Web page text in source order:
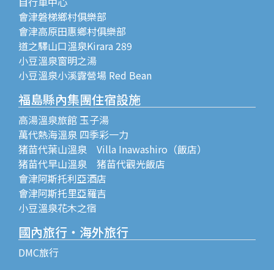
會津磐梯鄉村俱樂部
會津高原田惠鄉村俱樂部
道之驛山口溫泉Kirara 289
小豆溫泉窗明之湯
小豆溫泉小溪露營場 Red Bean
福島縣內集團住宿設施
高湯溫泉旅館 玉子湯
萬代熱海溫泉 四季彩一力
猪苗代葉山溫泉 Villa Inawashiro（飯店）
猪苗代早山溫泉 猪苗代觀光飯店
會津阿斯托利亞酒店
會津阿斯托里亞羅吉
小豆溫泉花木之宿
國內旅行・海外旅行
DMC旅行